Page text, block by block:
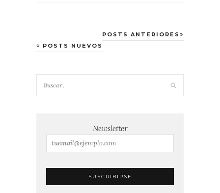
POSTS ANTERIORES
POSTS NUEVOS
Newsletter